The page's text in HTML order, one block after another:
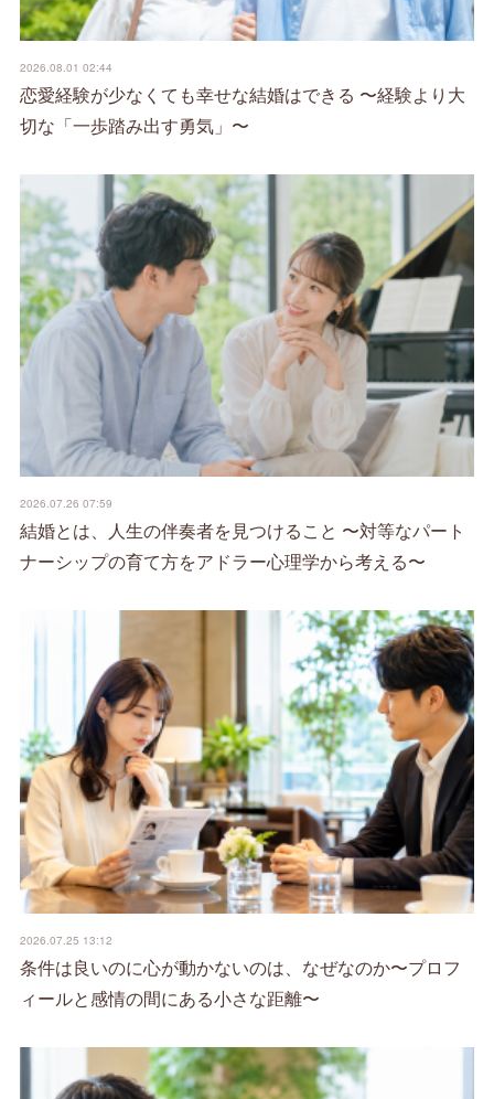
2026.08.01 02:44
恋愛経験が少なくても幸せな結婚はできる 〜経験より大
切な「一歩踏み出す勇気」〜
2026.07.26 07:59
結婚とは、人生の伴奏者を見つけること 〜対等なパート
ナーシップの育て方をアドラー心理学から考える〜
2026.07.25 13:12
条件は良いのに心が動かないのは、なぜなのか〜プロフ
ィールと感情の間にある小さな距離〜